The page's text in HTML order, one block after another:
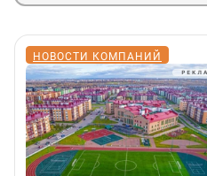
НОВОСТИ КОМПАНИЙ